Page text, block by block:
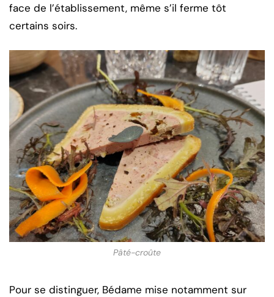
face de l’établissement, même s’il ferme tôt
certains soirs.
Pâté-croûte
Pour se distinguer, Bédame mise notamment sur